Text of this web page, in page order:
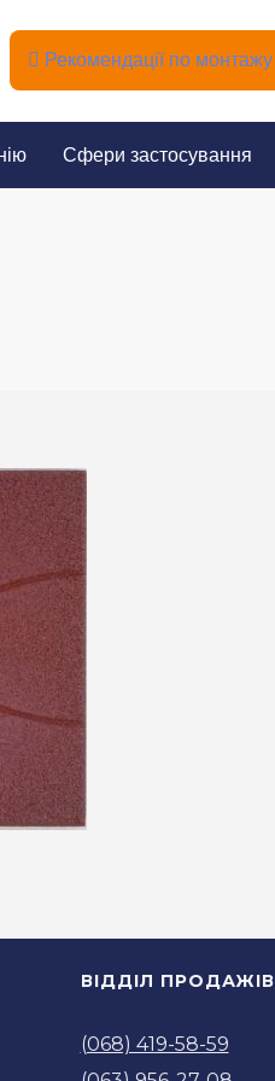
Рекомендації по монтажу
Сфери застосування
ВІДДІЛ ПРОДАЖІВ
(068) 419-58-59